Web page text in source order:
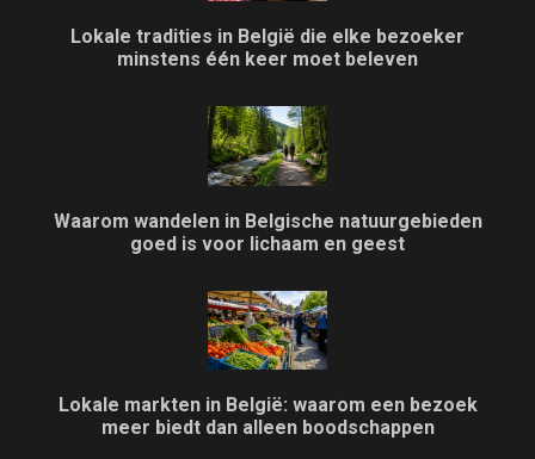
Lokale tradities in België die elke bezoeker
minstens één keer moet beleven
Waarom wandelen in Belgische natuurgebieden
goed is voor lichaam en geest
Lokale markten in België: waarom een bezoek
meer biedt dan alleen boodschappen